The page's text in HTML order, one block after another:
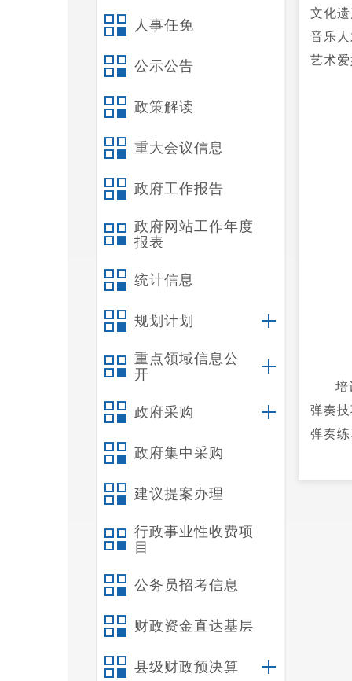
人事任免
公示公告
政策解读
重大会议信息
政府工作报告
政府网站工作年度
报表
统计信息
规划计划
重点领域信息公
开
政府采购
政府集中采购
建议提案办理
行政事业性收费项
目
公务员招考信息
财政资金直达基层
县级财政预决算
文化
音乐
艺术
培
弹奏
弹奏